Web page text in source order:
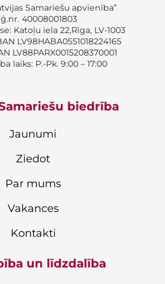
Samariešu apvienība”
40008001803
Katoļu iela 22,Rīga, LV-1003
LV98HABA0551018224165
LV88PARX0015208370001
laiks: P.-Pk. 9:00 – 17:00
biedrība
Jaunumi
Ziedot
Par mums
Vakances
Kontakti
un līdzdalība